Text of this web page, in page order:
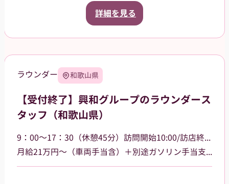
的な売場作りをお願いします。また、商品や稼働に
関する研修などは、事前に担当者から数日間行いま
岐阜県岐阜市、大垣市を中心に、周辺エリアなども
詳細を見る
ラウンダー 和歌山県
【受付終了】興和グループのラウンダース
タッフ（和歌山県）
9：00～17：30（休憩45分）訪問開始10:00/訪店終了17:00
月給21万円～（車両手当含）＋別途ガソリン手当支給 その他手当あり